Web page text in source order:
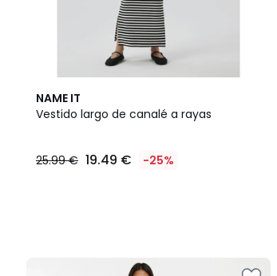
NAME IT
Vestido largo de canalé a rayas
25.99 € 19.49 € -25%